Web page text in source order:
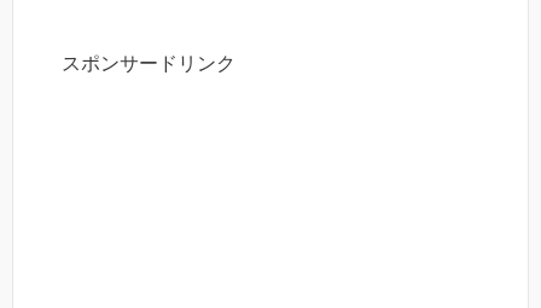
スポンサードリンク